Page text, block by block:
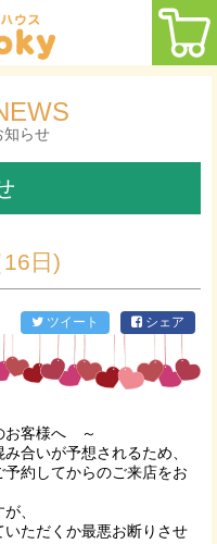
知らせ
日)
ツイート シェア
お客様へ ～
合いが予想されるため、
約してからのご来店をお
、
ただくか最悪お断りさせ